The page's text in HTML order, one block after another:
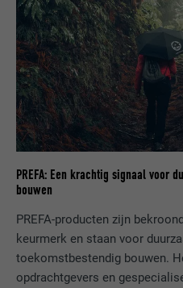
PREFA: Een krachtig signaal voor
bouwen
PREFA-producten zijn
keurmerk en staan voor
toekomstbestendig bouwen.
opdrachtgevers en
DOEL
apparaten,
maken.
NAAM
AANBIEDER YouTube
VERVALTIJD 179 dagen
NAAM YSC